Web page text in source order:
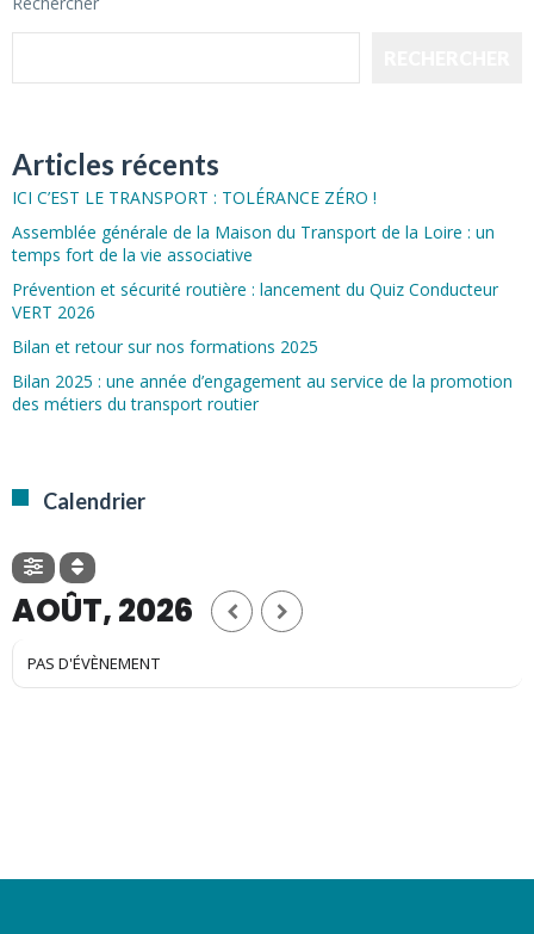
Articles récents
ICI C’EST LE TRANSPORT : TOLÉRANCE ZÉRO !
Assemblée générale de la Maison du Transport de la Loire : un
temps fort de la vie associative
Prévention et sécurité routière : lancement du Quiz Conducteur
VERT 2026
Bilan et retour sur nos formations 2025
Bilan 2025 : une année d’engagement au service de la promotion
des métiers du transport routier
Calendrier
AOÛT, 2026
PAS D'ÉVÈNEMENT